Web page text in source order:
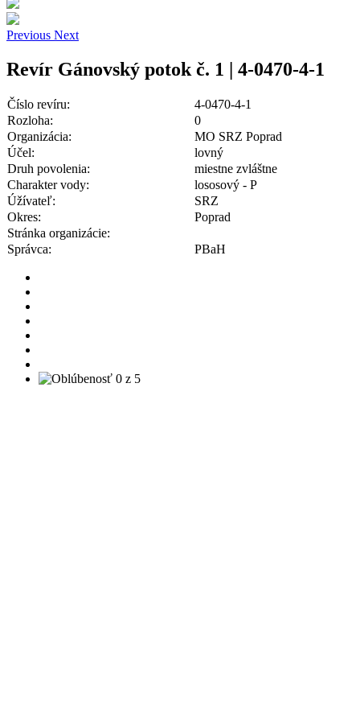
Previous Next
Revír Gánovský potok č. 1 | 4-0470-4-1
Číslo revíru:
4-0470-4-1
Rozloha:
0
Organizácia:
MO SRZ Poprad
Účel:
lovný
Druh povolenia:
miestne zvláštne
Charakter vody:
lososový - P
Úžívateľ:
SRZ
Okres:
Poprad
Stránka organizácie:
Správca:
PBaH